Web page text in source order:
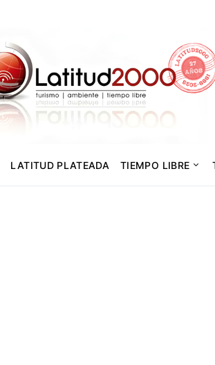
LATITUD PLATEADA TIEMPO LIBRE